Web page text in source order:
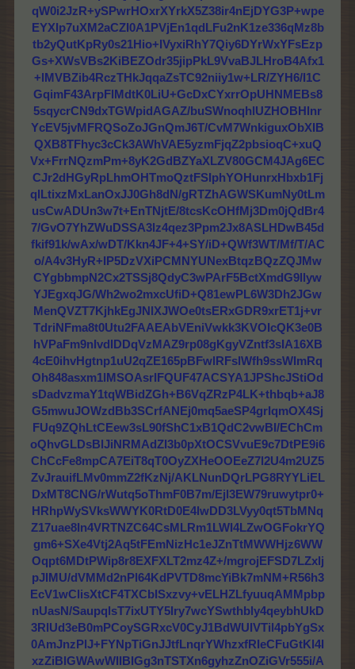
qW0i2JzR+ySPwrHOxrXYrkX5Z38ir4nEjDYG3P+wpe
EYXIp7uXM2aCZI0A1PVjEn1qdLFu2nK1ze336qMz8b
tb2yQutKpRy0s21Hio+lVyxiRhY7Qiy6DYrWxYFsEzp
Gs+XWsVBs2KiBEZOdr35jipPkL9VvaBJLHroB4Afx1
+lMVBZib4RczTHkJqqaZsTC92niiy1w+LR/ZYH6/I1C
GqimF43ArpFlMdtK0LiU+GcDxCYxrrOpUHNMEBs8
5sqycrCN9dxTGWpidAGAZ/buSWnoqhlUZHOBHlnr
YcEV5jvMFRQSoZoJGnQmJ6T/CvM7WnkiguxObXIB
QXB8TFhyc3cCk3AWhVAE5yzmFjqZ2pbsioqC+xuQ
Vx+FrrNQzmPm+8yK2GdBZYaXLZV80GCM4JAg6EC
CJr2dHGyRpLhmOHTmoQztFSIphYOHunrxHbxb1Fj
qlLtixzMxLanOxJJ0Gh8dN/gRTZhAGWSKumNy0tLm
usCwADUn3w7t+EnTNjtE/8tcsKcOHfMj3Dm0jQdBr4
7/GvO7YhZWuDSSA3lz4qez3Ppm2Jx8ASLHDwB45d
fkif91k/wAx/wDT/Kkn4JF+4+SY/iD+QWf3WT/Mf/T/AC
o/A4v3HyR+IP5DzVXiPCMNYUNexBtqzBQzZQJMw
CYgbbmpN2Cx2TSSj8QdyC3wPArF5BctXmdG9llyw
YJEgxqJG/Wh2wo2mxcUfiD+Q81ewPL6W3Dh2JGw
MenQVZT7KjhkEgJNlXJWOe0tsERxGDR9xrET1j+vr
TdriNFma8t0Utu2FAAEAbVEniVwkk3KVOIcQK3e0B
hVPaFm9nIvdIDDqVzMAZ9rp08gKgyVZntf3sIA16XB
4cE0ihvHgtnp1uU2qZE165pBFwlRFslWfh9ssWImRq
Oh848asxm1lMSOAsrIFQUF47ACSYA1JPShcJStiOd
sDadvzmaY1tqWBidZGh+B6VqZRzP4LK+thbqb+aJ8
G5mwuJOWzdBb3SCrfANEj0mq5aeSP4grIqmOX4Sj
FUq9ZQhLtCEew3sL90fShC1xB1QdC2vwBI/EChCm
oQhvGLDsBlJiNRMAdZI3b0pXtOCSVvuE9c7DtPE9i6
ChCcFe8mpCA7EiT8qT0OyZXHeOOEeZ7l2U4m2UZ5
ZvJrauifLMv0mmZ2fKzNj/AKLNunDQrLPG8RYYLiEL
DxMT8CNG/rWutq5oThmF0B7m/Ejl3EW79ruwytpr0+
HRhpWySVksWWYK0RtD0E4lwDD3LVyy0qt5TbMNq
Z17uae8In4VRTNZC64CsMLRm1LWI4LZwOGFokrYQ
gm6+SXe4Vtj2Aq5tFEmNizHc1eJZnTtMWWHjz6WW
Oqpt6MDtPWip8r8EXFXLT2mz4Z+/mgrojEFSD7LZxlj
pJIMU/dVMMd2nPl64KdPVTD8mcYiBk7mNM+R56h3
EcV1wClisXtCF4TXCbISxzvy+vELHZLfyuuqAMMpbp
nUasN/SaupqlsT7ixUTY5Iry7wcYSwthbly4qeybhUkD
3RlUd3eB0mPCoySGRxcV0CyJ1BdWUIVTil4pbYgSx
0AmJnzPlJ+FYNpTiGnJJtfLnqrYWhzxfRIeCFuGtKl4I
xzZiBlGWAwWIIBIGg3nTSTXn6gyhzZnOZiGVr555i/A